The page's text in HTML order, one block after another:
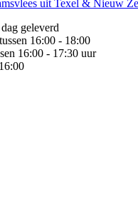
uit Texel & Nieuw
geleverd
16:00 - 18:00
16:00 - 17:30 uur